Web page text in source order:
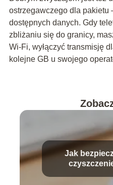
ostrzegawczego dla pakietu
dostępnych danych. Gdy
zbliżaniu się do granicy,
Wi‑Fi, wyłączyć transmisję
kolejne GB u swojego
Jak